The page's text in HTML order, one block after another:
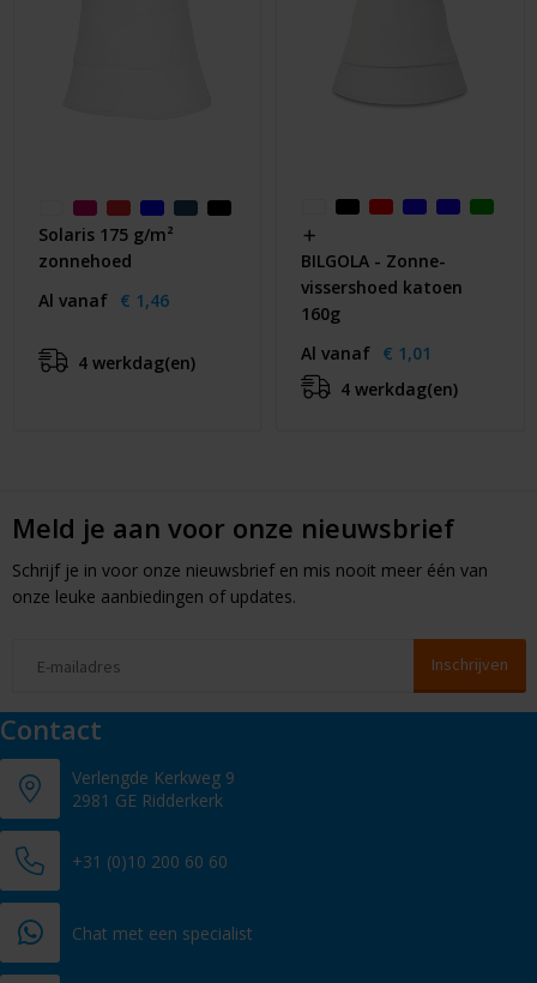
Solaris 175 g/m²
zonnehoed
Al vanaf € 1,46
4 werkdag(en)
BILGOLA - Zonne-
vissershoed katoen
160g
Al vanaf € 1,01
4 werkdag(en)
Meld je aan voor onze nieuwsbrief
Schrijf je in voor onze nieuwsbrief en mis nooit meer één van
onze leuke aanbiedingen of updates.
Contact
Verlengde Kerkweg 9
2981 GE Ridderkerk
+31 (0)10 200 60 60
Chat met een specialist